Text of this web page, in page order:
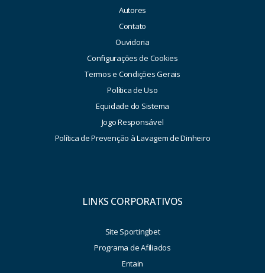
Autores
Contato
Ouvidoria
Configurações de Cookies
Termos e Condições Gerais
Política de Uso
Equidade do Sistema
Jogo Responsável
Política de Prevenção à Lavagem de Dinheiro
LINKS CORPORATIVOS
Site Sportingbet
Programa de Afiliados
Entain